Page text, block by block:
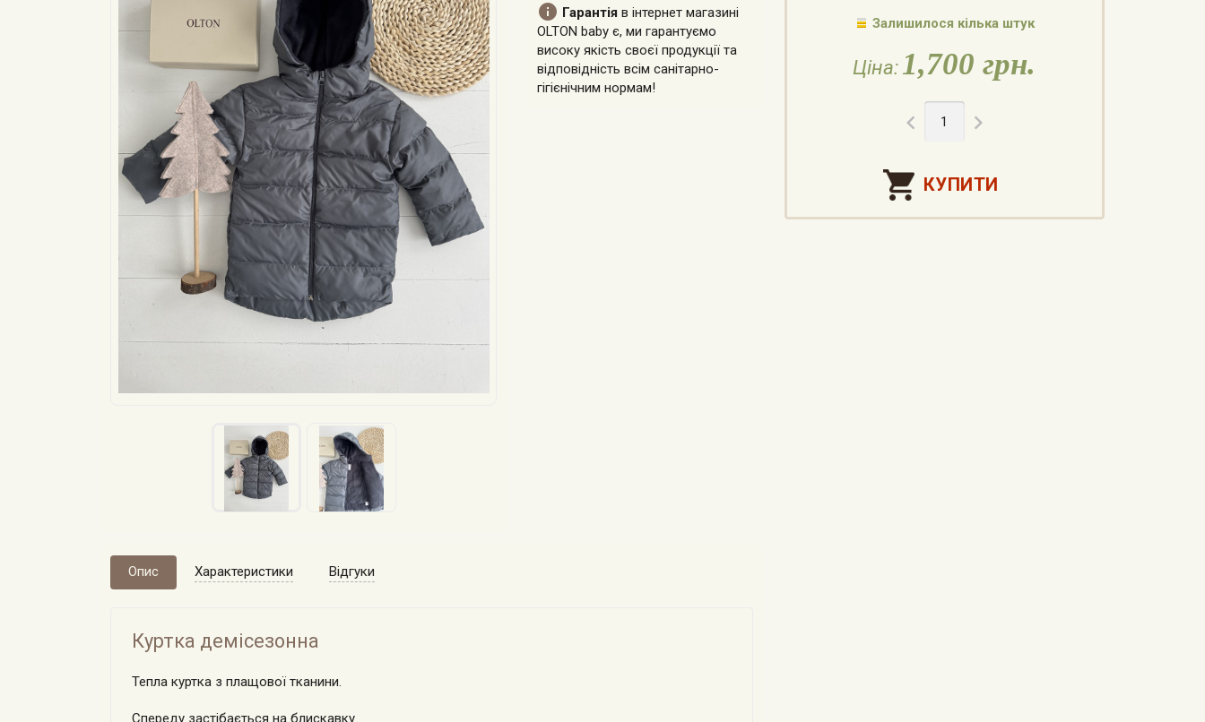
 Гарантіяв інтернет магазині
OLTON baby є, ми гарантуємо
високу якість своєї продукції та
відповідність всім санітарно-
гігієнічним нормам!
Залишилося кілька штук
Ціна:1,700 грн.
 
Опис Характеристики Відгуки
Куртка демісезонна
Тепла куртка з плащової тканини.
Спереду застібається на блискавку.